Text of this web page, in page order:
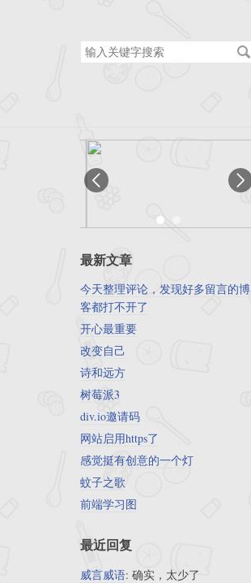
搜
索
最新文章
今天整理评论，发现好多留言的博
客都打不开了
开心最重要
改变自己
诗和远方
树莓派3
div.io邀请码
网站启用https了
感觉挺有创意的一个灯
蚊子之歌
前端学习图
最近回复
威言威语: 确实，太少了